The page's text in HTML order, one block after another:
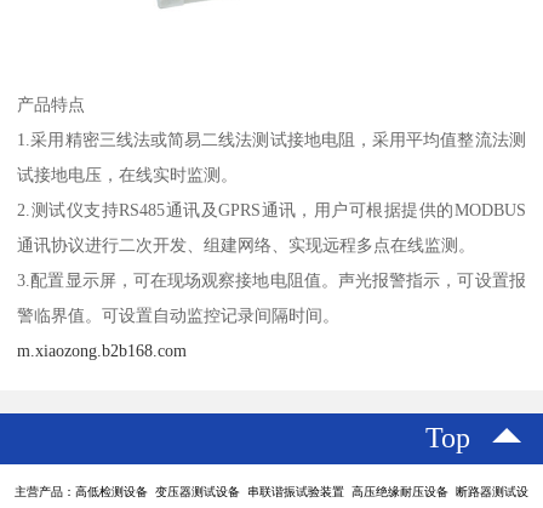
产品特点
1.采用精密三线法或简易二线法测试接地电阻，采用平均值整流法测
试接地电压，在线实时监测。
2.测试仪支持RS485通讯及GPRS通讯，用户可根据提供的MODBUS
通讯协议进行二次开发、组建网络、实现远程多点在线监测。
3.配置显示屏，可在现场观察接地电阻值。声光报警指示，可设置报
警临界值。可设置自动监控记录间隔时间。
m.xiaozong.b2b168.com
Top
主营产品：高低检测设备 变压器测试设备 串联谐振试验装置 高压绝缘耐压设备 断路器测试设